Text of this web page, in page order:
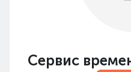
Сервис